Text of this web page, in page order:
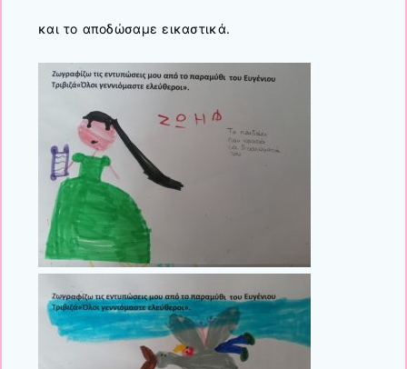
και το αποδώσαμε εικαστικά.